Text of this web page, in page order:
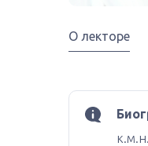
О лекторе